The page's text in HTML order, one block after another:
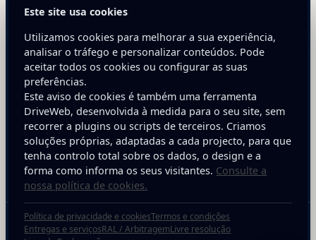
sua empresa.
E-mail
Inscreva-se
Copyright © 2025 DriveWeb. Todos os direitos reservados. Desenvolvido por
Este site usa cookies
Utilizamos cookies para melhorar a sua experiência,
analisar o tráfego e personalizar conteúdos. Pode
aceitar todos os cookies ou configurar as suas
preferências.
Este aviso de cookies é também uma ferramenta
DriveWeb, desenvolvida à medida para o seu site, sem
recorrer a plugins ou scripts de terceiros. Criamos
soluções próprias, adaptadas a cada projecto, para que
tenha controlo total sobre os dados, o design e a
forma como informa os seus visitantes. Consulte a
nossa política de cookies.
Política de privacidade e cookiesTermos e condições
Entregas e serviçosRAL / ArbitragemLivre resolução